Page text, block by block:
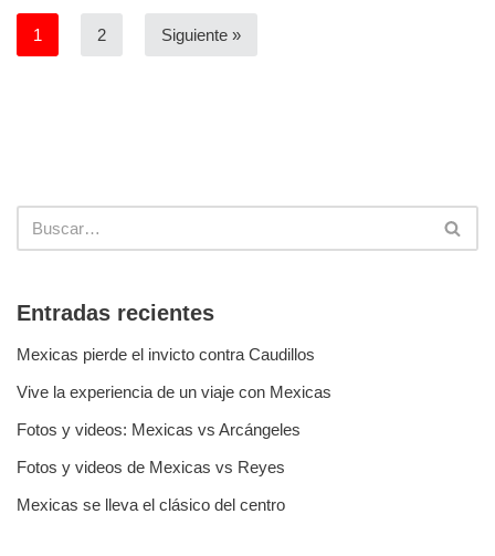
1 2 Siguiente »
Entradas recientes
Mexicas pierde el invicto contra Caudillos
Vive la experiencia de un viaje con Mexicas
Fotos y videos: Mexicas vs Arcángeles
Fotos y videos de Mexicas vs Reyes
Mexicas se lleva el clásico del centro